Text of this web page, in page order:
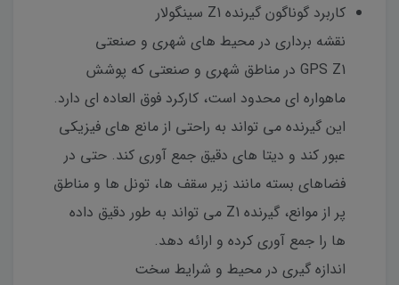
کاربرد گوناگون گیرنده Z1 سینگولار
نقشه برداری در محیط های شهری و صنعتی
GPS Z1 در مناطق شهری و صنعتی که پوشش
ماهواره ای محدود است، کارکرد فوق العاده ای دارد.
این گیرنده می تواند به راحتی از مانع های فیزیکی
عبور کند و دیتا های دقیق جمع آوری کند. حتی در
فضاهای بسته مانند زیر سقف ها، تونل ها و مناطق
پر از موانع، گیرنده Z1 می تواند به طور دقیق داده
ها را جمع آوری کرده و ارائه دهد.
اندازه گیری در محیط و شرایط سخت